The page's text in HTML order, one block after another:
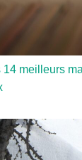
14 meilleurs